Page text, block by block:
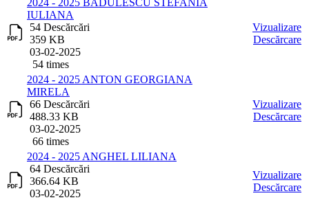
IULIANA
54 Descărcări
359 KB
03-02-2025
54 times
Vizualizare
Descărcare
2024 - 2025 ANTON GEORGIANA
MIRELA
66 Descărcări
488.33 KB
03-02-2025
66 times
Vizualizare
Descărcare
2024 - 2025 ANGHEL LILIANA
64 Descărcări
366.64 KB
03-02-2025
Vizualizare
Descărcare